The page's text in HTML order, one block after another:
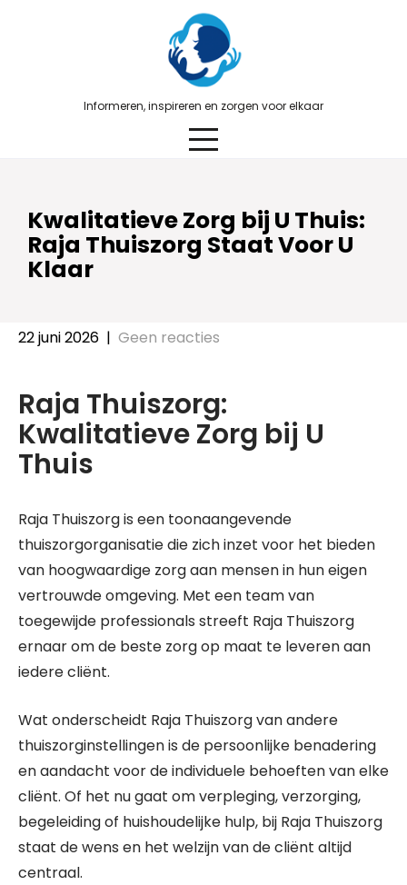
Informeren, inspireren en zorgen voor elkaar
Kwalitatieve Zorg bij U Thuis:
Raja Thuiszorg Staat Voor U
Klaar
22 juni 2026 | Geen reacties
Raja Thuiszorg:
Kwalitatieve Zorg bij U
Thuis
Raja Thuiszorg is een toonaangevende
thuiszorgorganisatie die zich inzet voor het bieden
van hoogwaardige zorg aan mensen in hun eigen
vertrouwde omgeving. Met een team van
toegewijde professionals streeft Raja Thuiszorg
ernaar om de beste zorg op maat te leveren aan
iedere cliënt.
Wat onderscheidt Raja Thuiszorg van andere
thuiszorginstellingen is de persoonlijke benadering
en aandacht voor de individuele behoeften van elke
cliënt. Of het nu gaat om verpleging, verzorging,
begeleiding of huishoudelijke hulp, bij Raja Thuiszorg
staat de wens en het welzijn van de cliënt altijd
centraal.